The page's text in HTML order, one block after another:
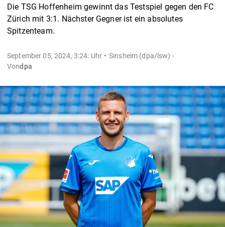
Die TSG Hoffenheim gewinnt das Testspiel gegen den FC
Zürich mit 3:1. Nächster Gegner ist ein absolutes
Spitzenteam.
September 05, 2024, 3:24: Uhr
Sinsheim (dpa/lsw) -
Vondpa